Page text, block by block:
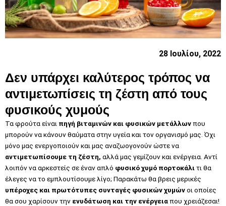
28 Ιουλίου, 2022
Δεν υπάρχει καλύτερος τρόπος να
αντιμετωπίσεις τη ζέστη από τους
φυσικούς χυμούς
Τα φρούτα είναι πηγή βιταμινών και φυσικών μετάλλωνπου
μπορούν να κάνουν θαύματα στην υγεία και τον οργανισμό μας. Όχι
μόνο μας ενεργοποιούν και μας αναζωογονούν ώστε να
αντιμετωπίσουμε τη ζέστη, αλλά μας γεμίζουν και ενέργεια. Αντί
λοιπόν να αρκεστείς σε έναν απλό φυσικό χυμό πορτοκάλιτι θα
έλεγες να το εμπλουτίσουμε λίγο; Παρακάτω θα βρεις μερικές
υπέροχες και πρωτότυπες συνταγές φυσικών χυμώνοι οποίες
θα σου χαρίσουν την ενυδάτωση και την ενέργειαπου χρειάζεσαι!